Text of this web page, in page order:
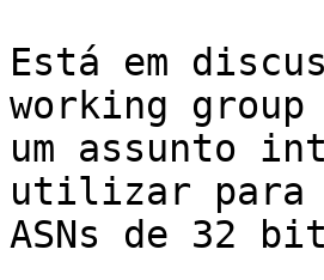
Está em
working group
um assunto
utilizar para
ASNs de 32